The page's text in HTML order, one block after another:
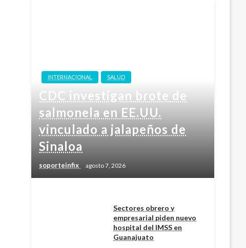
INTERNACIONAL SALUD
CDC investigan brote de
salmonela en EE.UU.
vinculado a jalapeños de
Sinaloa
soporteinfix agosto 7, 2026
Sectores obrero y
empresarial piden nuevo
hospital del IMSS en
Guanajuato